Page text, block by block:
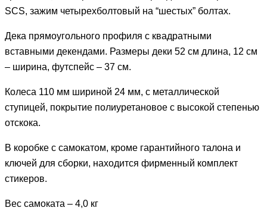
SCS, зажим четырехболтовый на “шестых” болтах.
Дека прямоугольного профиля с квадратными
вставными декендами. Размеры деки 52 см длина, 12 см
– ширина, футспейс – 37 см.
Колеса 110 мм шириной 24 мм, с металлической
ступицей, покрытие полиуретановое с высокой степенью
отскока.
В коробке с самокатом, кроме гарантийного талона и
ключей для сборки, находится фирменный комплект
стикеров.
Вес самоката – 4,0 кг